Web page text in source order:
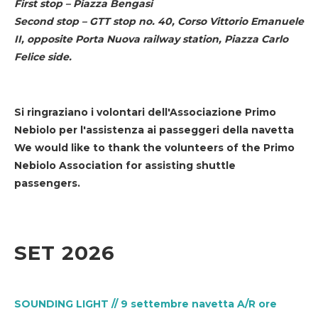
First stop – Piazza Bengasi
Second stop – GTT stop no. 40, Corso Vittorio Emanuele
II, opposite Porta Nuova railway station, Piazza Carlo
Felice side.
Si ringraziano i volontari dell'Associazione Primo
Nebiolo per l'assistenza ai passeggeri della navetta
We would like to thank the volunteers of the Primo
Nebiolo Association for assisting shuttle
passengers.
SET 2026
SOUNDING LIGHT // 9 settembre navetta A/R ore